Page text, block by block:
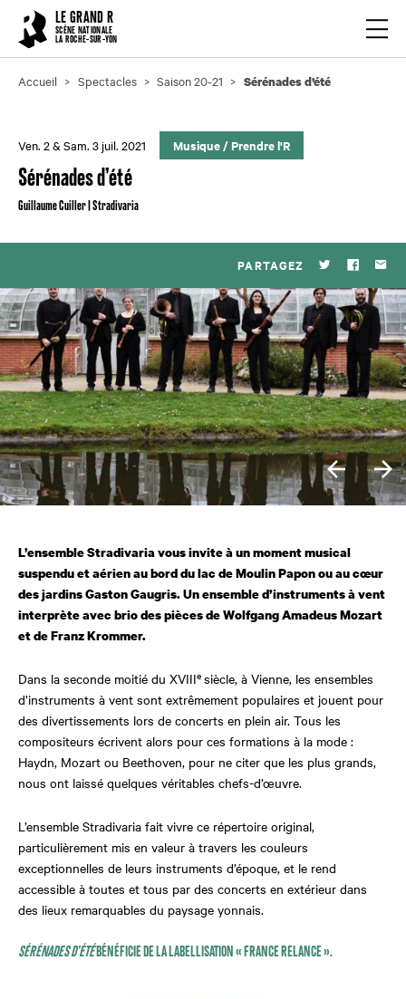
LE GRAND R
SCÈNE NATIONALE
LA ROCHE-SUR-YON
Accueil Spectacles Saison 20-21 Sérénades d’été
Ven. 2 & Sam. 3 juil. 2021 Musique/ Prendre l'R
Sérénades d’été
Guillaume Cuiller | Stradivaria
PARTAGEZ Twitter
L’ensemble Stradivaria vous invite à un moment musical
suspendu et aérien au bord du lac de Moulin Papon ou au cœur
des jardins Gaston Gaugris. Un ensemble d’instruments à vent
interprète avec brio des pièces de Wolfgang Amadeus Mozart
et de Franz Krommer.
Dans la seconde moitié du XVIIIe siècle, à Vienne, les ensembles
d’instruments à vent sont extrêmement populaires et jouent pour
des divertissements lors de concerts en plein air. Tous les
compositeurs écrivent alors pour ces formations à la mode :
Haydn, Mozart ou Beethoven, pour ne citer que les plus grands,
nous ont laissé quelques véritables chefs-d’œuvre.
L’ensemble Stradivaria fait vivre ce répertoire original,
particulièrement mis en valeur à travers les couleurs
exceptionnelles de leurs instruments d’époque, et le rend
accessible à toutes et tous par des concerts en extérieur dans
des lieux remarquables du paysage yonnais.
SÉRÉNADES D’ÉTÉBÉNÉFICIE DE LA LABELLISATION « FRANCE RELANCE ».
Cookies management panel